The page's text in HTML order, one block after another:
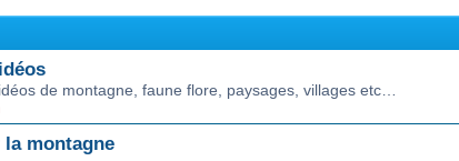
de montagne, faune flore, paysages, villages etc…
montagne